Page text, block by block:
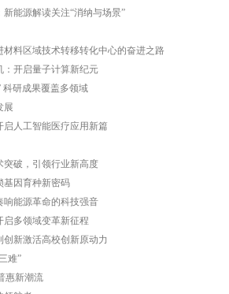
能源解读关注“消纳与场景”
料区域技术转移转化中心的奋进之路
：开启量子计算新纪元
科研成果覆盖多领域
展
人工智能医疗应用新篇
突破，引领行业新高度
基因育种新密码
响能源革命的科技强音
多领域变革新征程
新激活高校创新原动力
难”
惠新潮流